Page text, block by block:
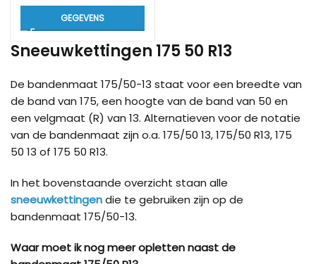
GEGEVENS
Sneeuwkettingen 175 50 R13
De bandenmaat 175/50-13 staat voor een breedte van
de band van 175, een hoogte van de band van 50 en
een velgmaat (R) van 13. Alternatieven voor de notatie
van de bandenmaat zijn o.a. 175/50 13, 175/50 R13, 175
50 13 of 175 50 R13.
In het bovenstaande overzicht staan alle
sneeuwkettingendie te gebruiken zijn op de
bandenmaat 175/50-13.
Waar moet ik nog meer opletten naast de